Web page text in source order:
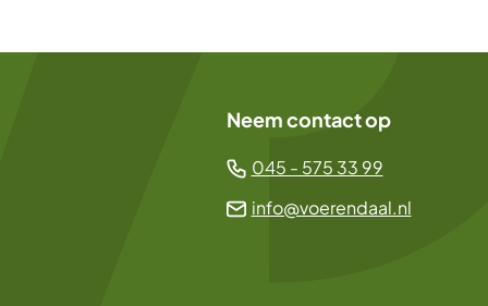
Neem contact op
045 - 575 33 99(Verwijst
naar
info@voerendaal.nl(Verwijst